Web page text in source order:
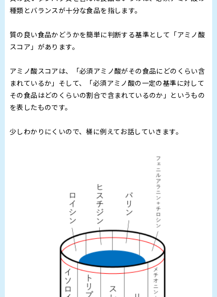
種類とバランスが十分な食品を指します。
質の良い食品かどうかを簡単に判断する基準として「アミノ酸
スコア」があります。
アミノ酸スコアは、「必須アミノ酸がその食品にどのくらい含
まれているか」そして、「必須アミノ酸の一定の基準に対して
その食品はどのくらいの割合で含まれているのか」というもの
を表したものです。
少しわかりにくいので、桶に例えてお話していきます。